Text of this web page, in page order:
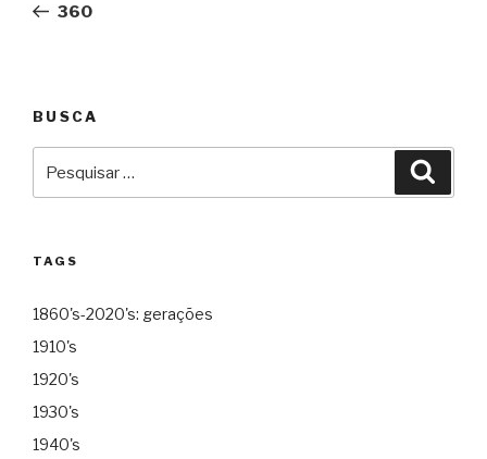
Post
360
BUSCA
por:
TAGS
1860's-2020's: gerações
1910's
1920's
1930's
1940's